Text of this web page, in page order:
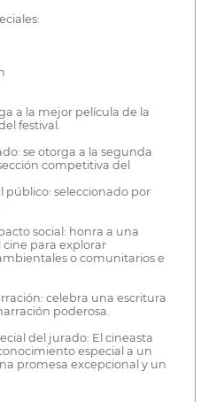
a la mejor película de la
festival.
se otorga a la segunda
competitiva del
público: seleccionado por
social: honra a una
para explorar
o comunitarios e
celebra una escritura
poderosa.
del jurado: El cineasta
especial a un
promesa excepcional y un